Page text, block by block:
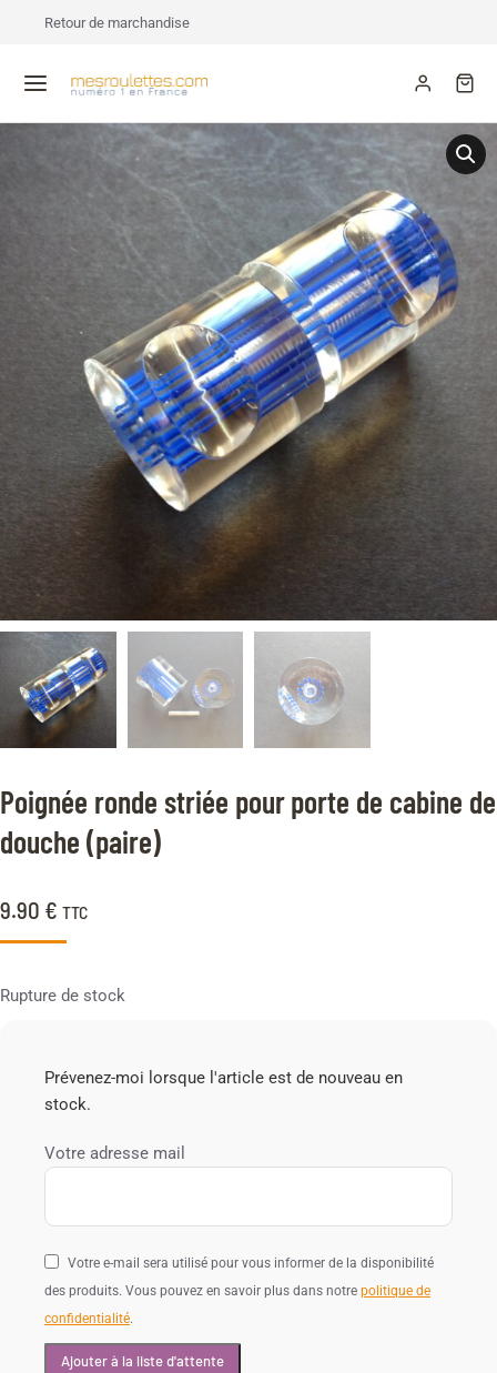
Retour de marchandise
Poignée ronde striée pour porte de cabine de
douche (paire)
9.90 € TTC
Rupture de stock
Prévenez-moi lorsque l'article est de nouveau en
stock.
Votre adresse mail
Votre e-mail sera utilisé pour vous informer de la disponibilité
des produits. Vous pouvez en savoir plus dans notre politique de
confidentialité.